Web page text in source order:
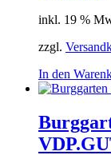
inkl. 19 %
zzgl.
In den